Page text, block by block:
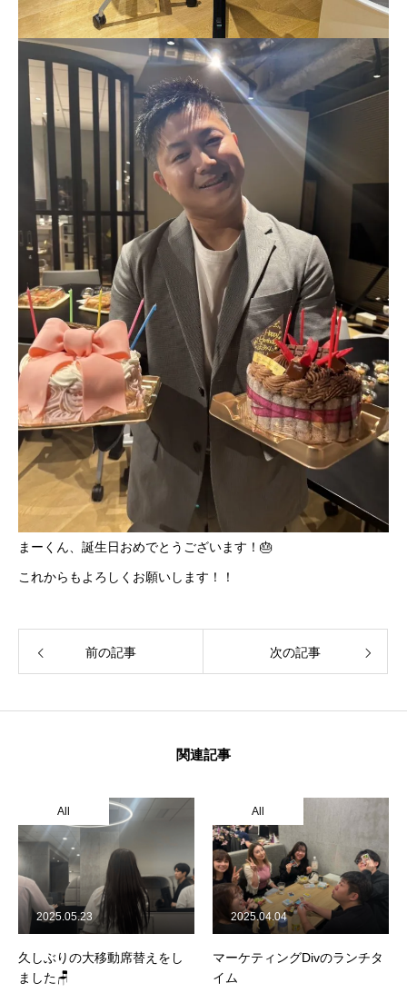
RECRUIT
プライバシー・ポリシー
まーくん、誕生日おめでとうございます！🎂
これからもよろしくお願いします！！
前の記事 次の記事
関連記事
All
久しぶりの大移動席替えをし
ました🪑
2025.05.23
All
マーケティングDivのランチタ
イム
2025.04.04